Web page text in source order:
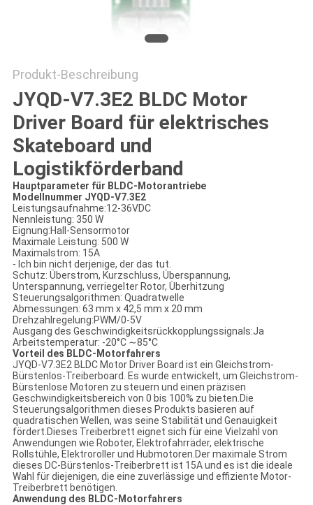
Produkt-Beschreibung
JYQD-V7.3E2 BLDC Motor
Driver Board für elektrisches
Skateboard und
Logistikförderband
Hauptparameter für BLDC-Motorantriebe
Modellnummer JYQD-V7.3E2
Leistungsaufnahme:12-36VDC
Nennleistung: 350 W
Eignung:Hall-Sensormotor
Maximale Leistung: 500 W
Maximalstrom: 15A
- Ich bin nicht derjenige, der das tut.
Schutz: Überstrom, Kurzschluss, Überspannung,
Unterspannung, verriegelter Rotor, Überhitzung
Steuerungsalgorithmen: Quadratwelle
Abmessungen: 63 mm x 42,5 mm x 20 mm
Drehzahlregelung:PWM/0-5V
Ausgang des Geschwindigkeitsrückkopplungssignals:Ja
Arbeitstemperatur: -20°C ∼85°C
Vorteil des BLDC-Motorfahrers
JYQD-V7.3E2 BLDC Motor Driver Board ist ein Gleichstrom-
Bürstenlos-Treiberboard. Es wurde entwickelt, um Gleichstrom-
Bürstenlose Motoren zu steuern und einen präzisen
Geschwindigkeitsbereich von 0 bis 100% zu bieten.Die
Steuerungsalgorithmen dieses Produkts basieren auf
quadratischen Wellen, was seine Stabilität und Genauigkeit
fördert.Dieses Treiberbrett eignet sich für eine Vielzahl von
Anwendungen wie Roboter, Elektrofahrräder, elektrische
Rollstühle, Elektroroller und Hubmotoren.Der maximale Strom
dieses DC-Bürstenlos-Treiberbrett ist 15A und es ist die ideale
Wahl für diejenigen, die eine zuverlässige und effiziente Motor-
Treiberbrett benötigen.
Anwendung des BLDC-Motorfahrers